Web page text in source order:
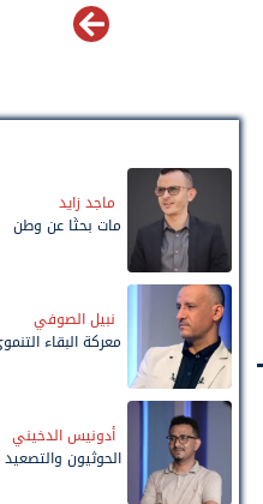
ماجد زايد
مات بحثًا عن وطن
نبيل الصوفي
معركة البقاء
أدونيس الدخيني
الحوثيون